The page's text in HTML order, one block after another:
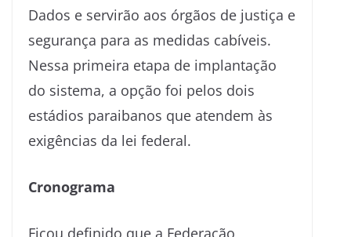
Dados e servirão aos órgãos de justiça e
segurança para as medidas cabíveis.
Nessa primeira etapa de implantação
do sistema, a opção foi pelos dois
estádios paraibanos que atendem às
exigências da lei federal.
Cronograma
Ficou definido que a Federação